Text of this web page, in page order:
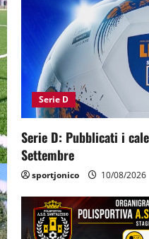
Serie D
Serie D: Pubblicati i
Settembre
sportjonico 10/08/2026